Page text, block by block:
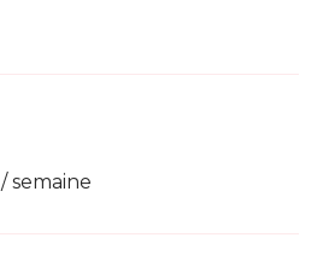
/ semaine